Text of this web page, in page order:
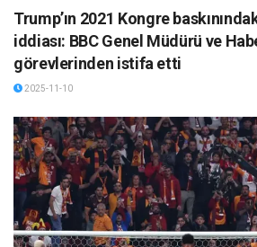
Trump’ın 2021 Kongre
iddiası: BBC Genel Müdürü ve
görevlerinden istifa etti
2025-11-10